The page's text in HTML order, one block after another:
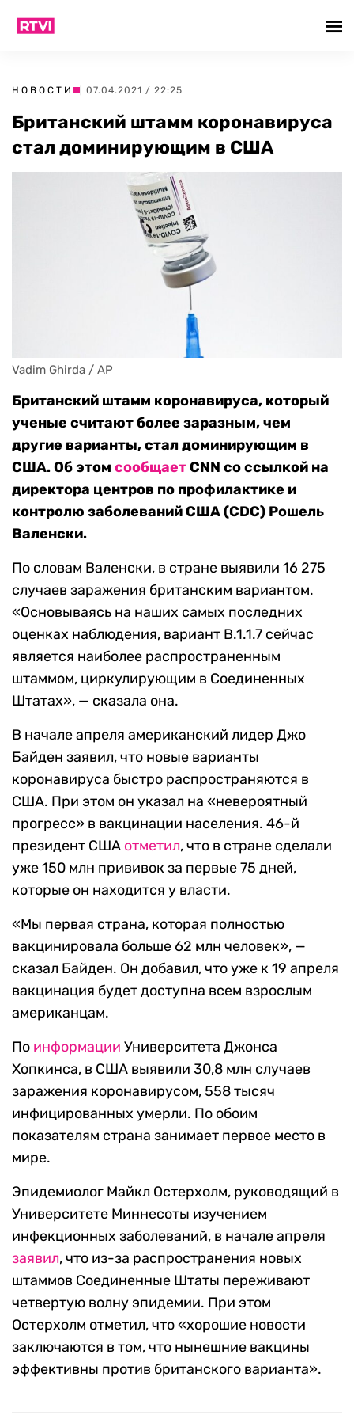
НОВОСТИ | 07.04.2021 / 22:25
Британский штамм коронавируса
стал доминирующим в США
Vadim Ghirda / AP
Британский штамм коронавируса, который
ученые считают более заразным, чем
другие варианты, стал доминирующим в
США. Об этом сообщаетCNN со ссылкой на
директора центров по профилактике и
контролю заболеваний США (CDC) Рошель
Валенски.
По словам Валенски, в стране выявили 16 275
случаев заражения британским вариантом.
«Основываясь на наших самых последних
оценках наблюдения, вариант B.1.1.7 сейчас
является наиболее распространенным
штаммом, циркулирующим в Соединенных
Штатах», — сказала она.
В начале апреля американский лидер Джо
Байден заявил, что новые варианты
коронавируса быстро распространяются в
США. При этом он указал на «невероятный
прогресс» в вакцинации населения. 46-й
президент США отметил, что в стране сделали
уже 150 млн прививок за первые 75 дней,
которые он находится у власти.
«Мы первая страна, которая полностью
вакцинировала больше 62 млн человек», —
сказал Байден. Он добавил, что уже к 19 апреля
вакцинация будет доступна всем взрослым
американцам.
По информации Университета Джонса
Хопкинса, в США выявили 30,8 млн случаев
заражения коронавирусом, 558 тысяч
инфицированных умерли. По обоим
показателям страна занимает первое место в
мире.
Эпидемиолог Майкл Остерхолм, руководящий в
Университете Миннесоты изучением
инфекционных заболеваний, в начале апреля
заявил, что из-за распространения новых
штаммов Соединенные Штаты переживают
четвертую волну эпидемии. При этом
Остерхолм отметил, что «хорошие новости
заключаются в том, что нынешние вакцины
эффективны против британского варианта».